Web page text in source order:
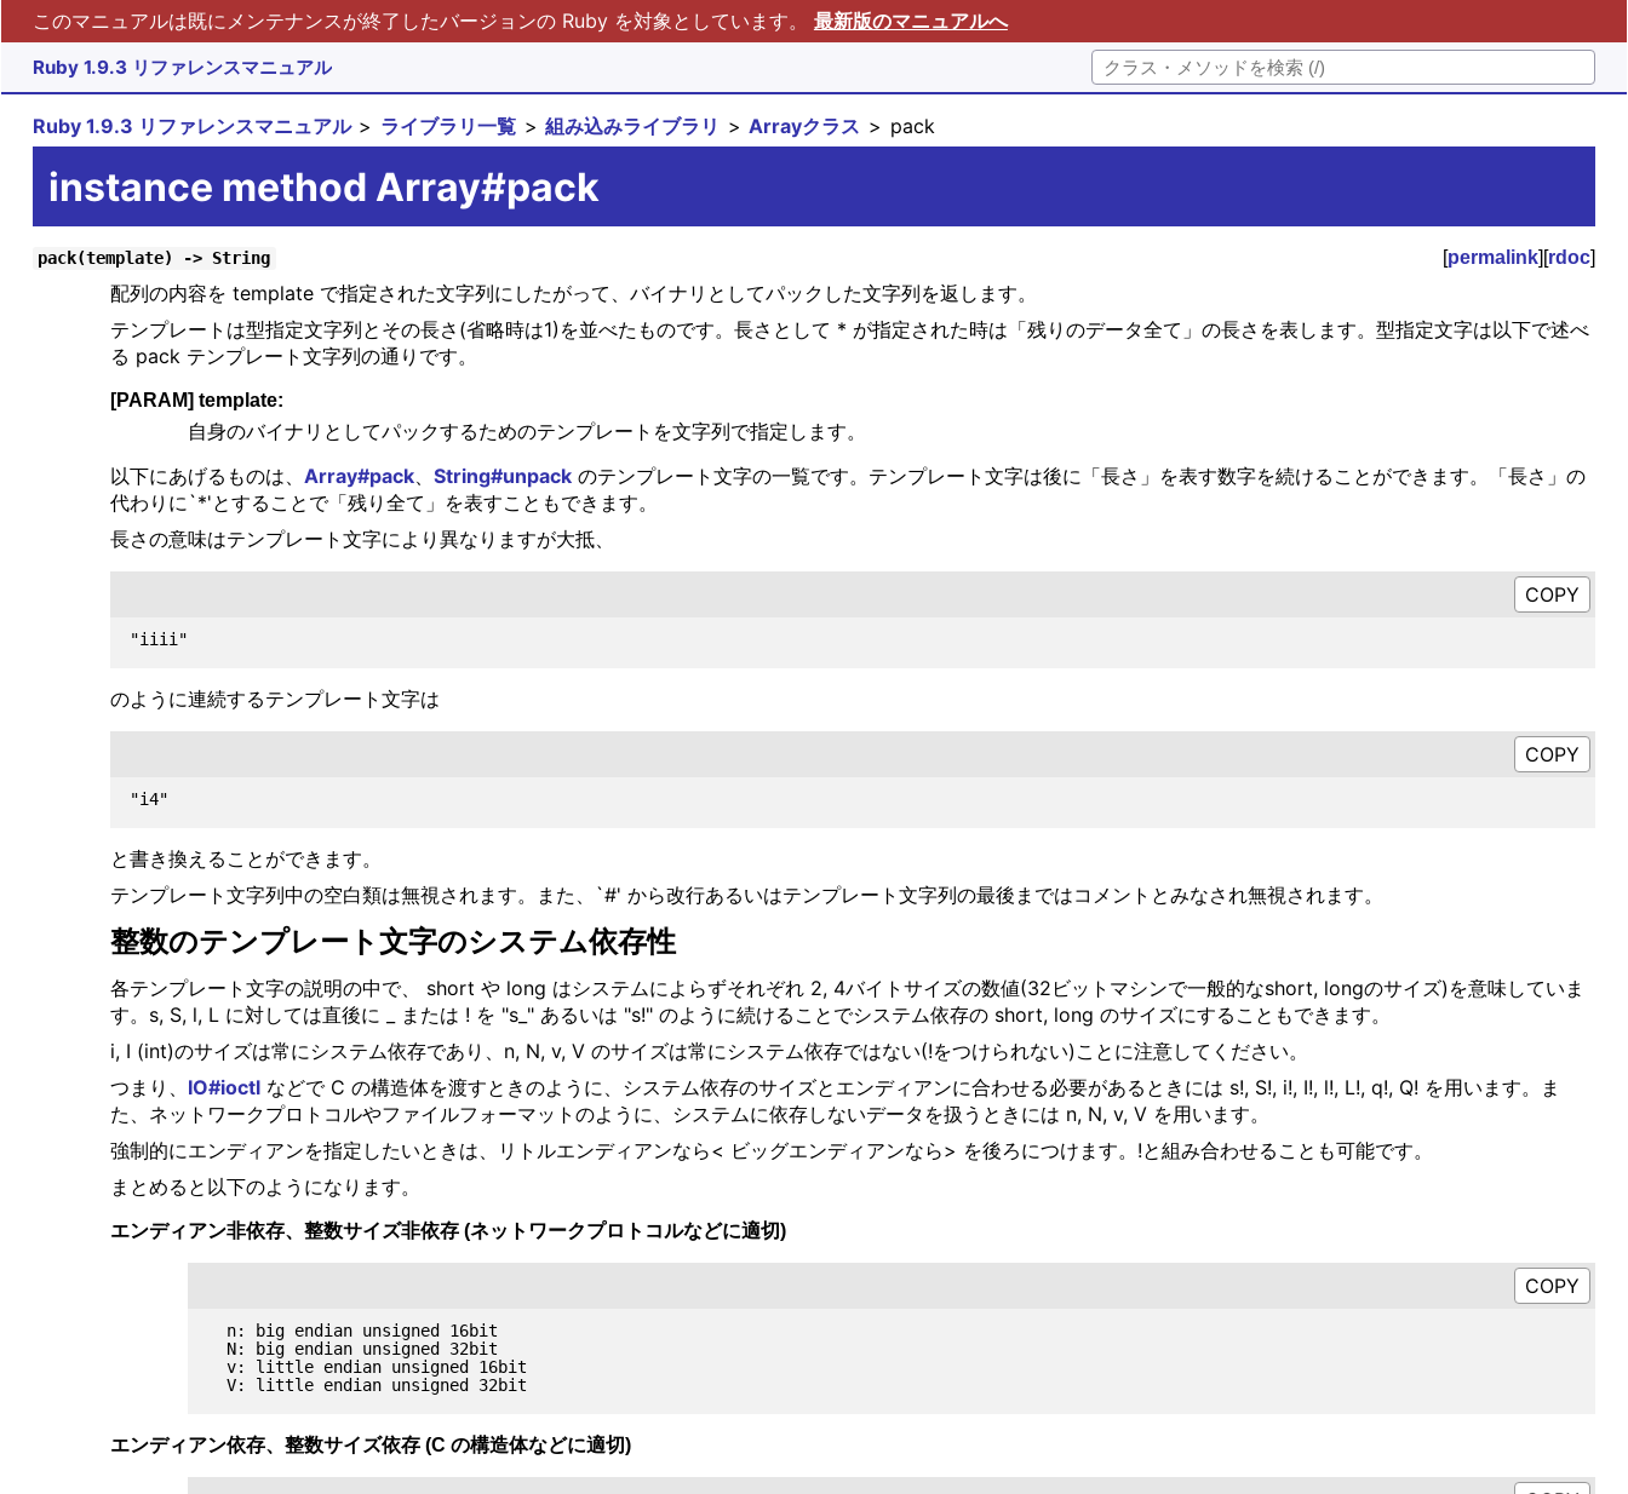
このマニュアルは既にメンテナンスが終了したバージョンの Ruby を対象としています。 最新版のマニュアルへ
Ruby 1.9.3 リファレンスマニュアル
Ruby 1.9.3 リファレンスマニュアル ライブラリ一覧 組み込みライブラリ Arrayクラス pack
instance method Array#pack
pack(template) -> String [permalink][rdoc]
配列の内容を template で指定された文字列にしたがって、バイナリとしてパックした文字列を返します。
テンプレートは型指定文字列とその長さ(省略時は1)を並べたものです。長さとして * が指定された時は「残りのデータ全て」の長さを表します。型指定文字は以下で述べ
る pack テンプレート文字列の通りです。
[PARAM] template:
自身のバイナリとしてパックするためのテンプレートを文字列で指定します。
以下にあげるものは、 Array#pack、 String#unpackのテンプレート文字の一覧です。テンプレート文字は後に「長さ」を表す数字を続けることができます。「長さ」の
代わりに`*'とすることで「残り全て」を表すこともできます。
長さの意味はテンプレート文字により異なりますが大抵、
のように連続するテンプレート文字は
と書き換えることができます。
テンプレート文字列中の空白類は無視されます。また、`#' から改行あるいはテンプレート文字列の最後まではコメントとみなされ無視されます。
整数のテンプレート文字のシステム依存性
各テンプレート文字の説明の中で、 short や long はシステムによらずそれぞれ 2, 4バイトサイズの数値(32ビットマシンで一般的なshort, longのサイズ)を意味していま
す。s, S, l, L に対しては直後に _ または ! を "s_" あるいは "s!" のように続けることでシステム依存の short, long のサイズにすることもできます。
i, I (int)のサイズは常にシステム依存であり、n, N, v, V のサイズは常にシステム依存ではない(!をつけられない)ことに注意してください。
つまり、 IO#ioctlなどで C の構造体を渡すときのように、システム依存のサイズとエンディアンに合わせる必要があるときには s!, S!, i!, I!, l!, L!, q!, Q! を用います。ま
た、ネットワークプロトコルやファイルフォーマットのように、システムに依存しないデータを扱うときには n, N, v, V を用います。
強制的にエンディアンを指定したいときは、リトルエンディアンなら< ビッグエンディアンなら> を後ろにつけます。!と組み合わせることも可能です。
まとめると以下のようになります。
エンディアン非依存、整数サイズ非依存 (ネットワークプロトコルなどに適切)
  n: big endian unsigned 16bit
  N: big endian unsigned 32bit
  v: little endian unsigned 16bit
エンディアン依存、整数サイズ依存 (C の構造体などに適切)